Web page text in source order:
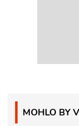
MOHLO BY